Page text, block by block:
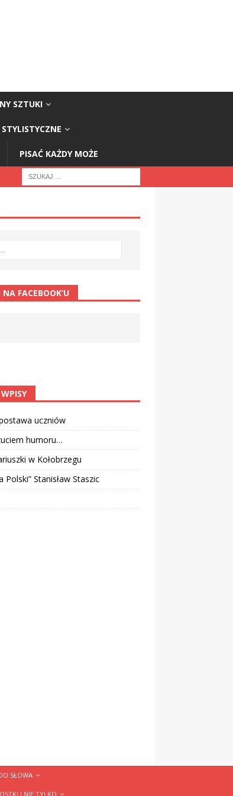
SZTUKI
PISAĆ KAŻDY MOŻE
FACEBOOK’U
uczniów
humoru…
w Kołobrzegu
Polski” Stanisław Staszic
SŁOWA
I NIE TYLKO